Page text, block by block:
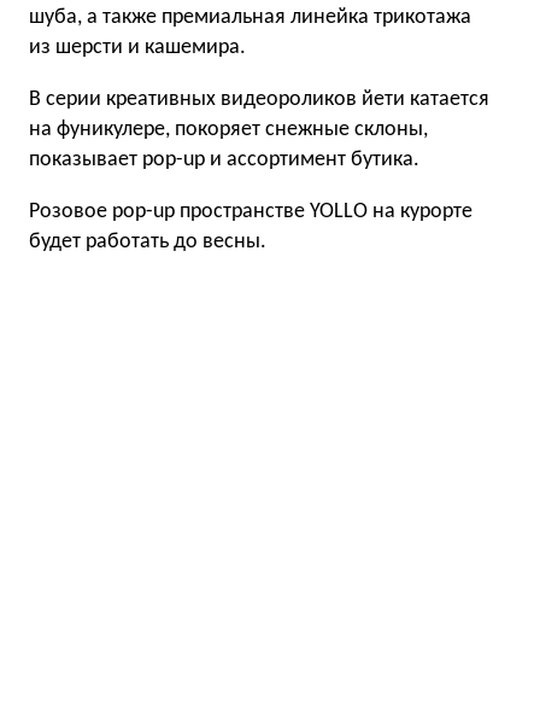
шуба, а также премиальная линейка трикотажа
из шерсти и кашемира.
В серии креативных видеороликов йети катается
на фуникулере, покоряет снежные склоны,
показывает pop-up и ассортимент бутика.
Розовое pop-up пространстве YOLLO на курорте
будет работать до весны.